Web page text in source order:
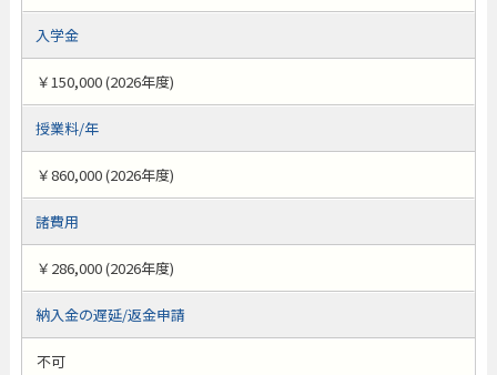
入学金
￥150,000 (2026年度)
授業料/年
￥860,000 (2026年度)
諸費用
￥286,000 (2026年度)
納入金の遅延/返金申請
不可